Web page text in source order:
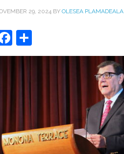
29, 2024 BY OLESEA PLAMADEALA
Facebook